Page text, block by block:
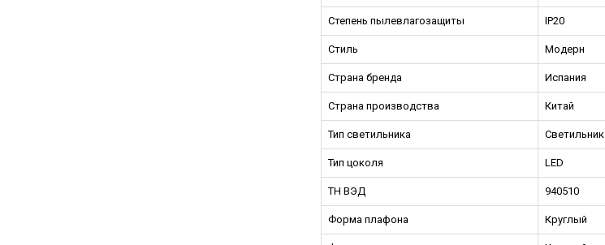
Степень пылевлагозащиты IP20
Стиль Модерн
Страна бренда Испания
Страна производства Китай
Тип светильника Светильник
Тип цоколя LED
ТН ВЭД 940510
Форма плафона Круглый